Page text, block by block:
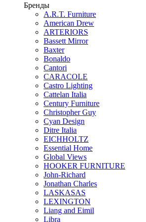
Бренды
A.R.T. Furniture
American Drew
ARTERIORS
Bassett Mirror
Baxter
Bonaldo
Cantori
CARACOLE
Castro Lighting
Cattelan Italia
Century Furniture
Christopher Guy
Cyan Design
Ditre Italia
EICHHOLTZ
Essential Home
Global Views
HOOKER FURNITURE
John-Richard
Jonathan Charles
LASKASAS
LEXINGTON
Liang and Eimil
Libra